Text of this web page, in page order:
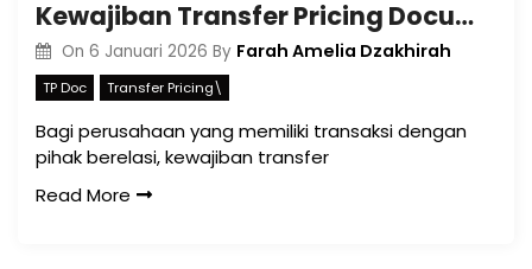
Kewajiban Transfer Pricing Documentation bagi Wajib Pajak di Bekasi
On 6 Januari 2026 By Farah Amelia Dzakhirah
TP Doc Transfer Pricing\
Bagi perusahaan yang memiliki transaksi dengan
pihak berelasi, kewajiban transfer
Read More